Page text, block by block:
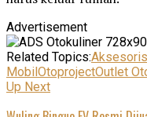
Advertisement
Related Topics:
MobilOtoprojectOutlet
Up Next